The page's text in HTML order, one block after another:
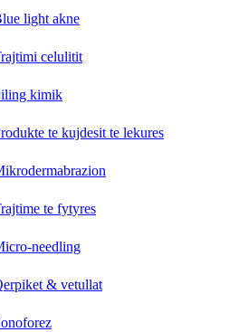
blue light akne
trajtimi celulitit
piling kimik
produkte te kujdesit te lekures
mikrodermabrazion
trajtime te fytyres
micro-needling
qerpiket & vetullat
sonoforez